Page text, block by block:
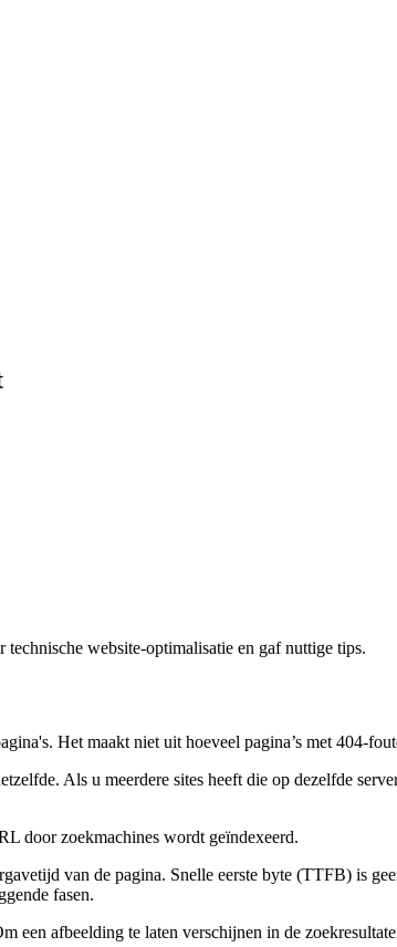
website-optimalisatie en gaf nuttige tips.
Het maakt niet uit hoeveel pagina’s met 404-
Als u meerdere sites heeft die op dezelfde
door zoekmachines wordt geïndexeerd.
van de pagina. Snelle eerste byte (TTFB) is
fasen.
een ​​afbeelding te laten verschijnen in de